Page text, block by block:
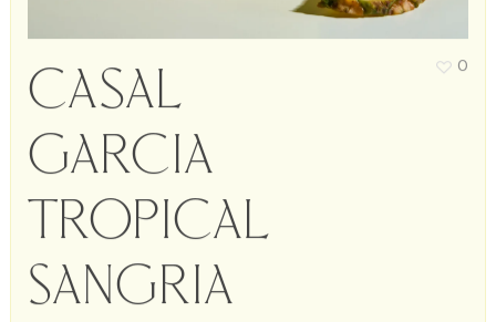
Casal
Garcia
Tropical
Sangria
0